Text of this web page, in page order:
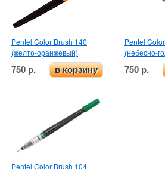
Pentel Color Brush 140
(желто-оранжевый)
750 р. в корзину
Pentel
(небесно-
750 р.
Pentel Color Brush 104